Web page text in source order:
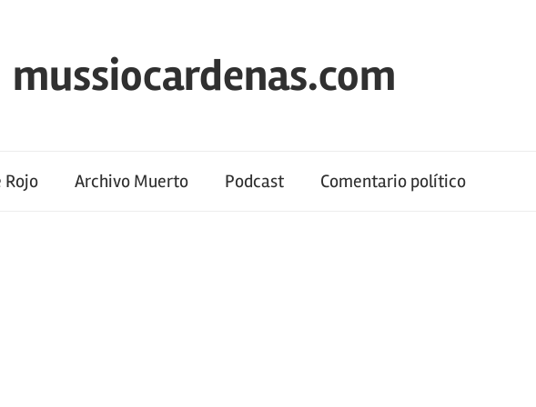
mussiocardenas.com
Archivo Muerto Podcast Comentario político